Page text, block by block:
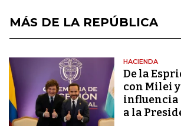
MÁS DE LA REPÚBLICA
HACIENDA
De la
con Milei
influencia
a la